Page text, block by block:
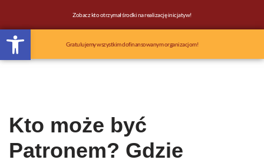
Otwórz pasek narzędzi
Przejdź
do
treści
Zobacz kto otrzymał środki na realizację inicjatyw!
Gratulujemy wszystkim dofinansowanym organizacjom!
Kto może być
Patronem? Gdzie